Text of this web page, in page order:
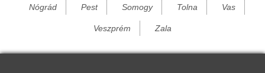
Foktő
Nógrád Pest Somogy Tolna Vas
Veszprém Zala